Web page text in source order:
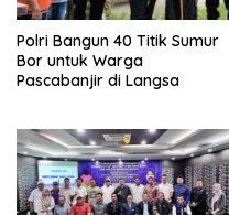
Polri Bangun 40 Titik Sumur
Bor untuk Warga
Pascabanjir di Langsa